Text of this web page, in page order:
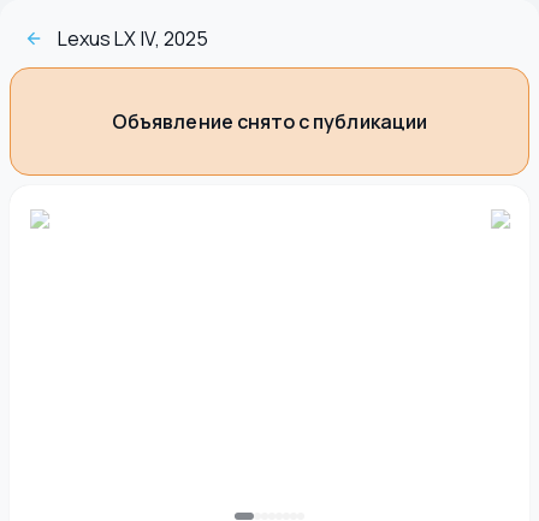
Lexus LX IV, 2025
Объявление снято с публикации